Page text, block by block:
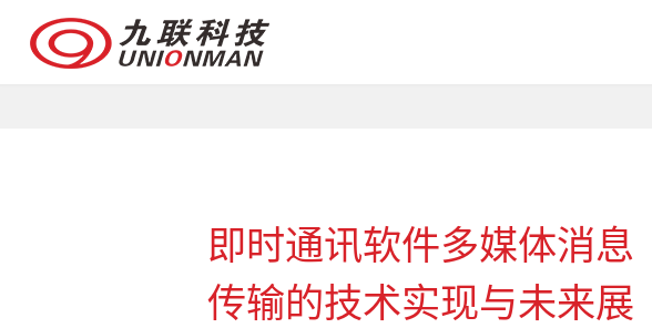
即时通讯软件多媒体消息
传输的技术实现与未来展